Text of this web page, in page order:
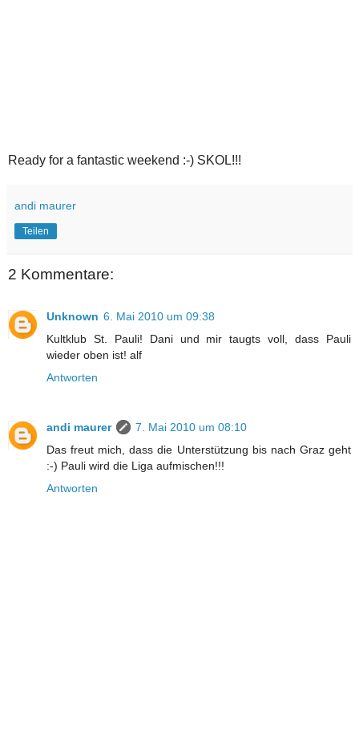
Ready for a fantastic weekend :-) SKOL!!!
andi maurer
Teilen
2 Kommentare:
Unknown 6. Mai 2010 um 09:38
Kultklub St. Pauli! Dani und mir taugts voll, dass Pauli
wieder oben ist! alf
Antworten
andi maurer
7. Mai 2010 um 08:10
Das freut mich, dass die Unterstützung bis nach Graz geht
:-) Pauli wird die Liga aufmischen!!!
Antworten